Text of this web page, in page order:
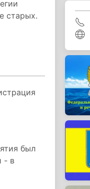
старых.
был
- в